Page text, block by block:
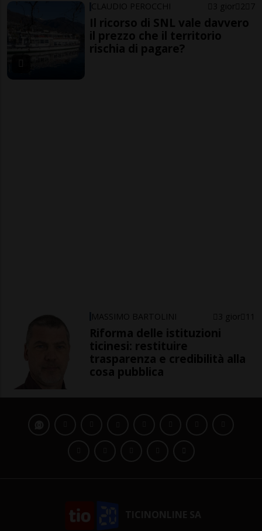
CLAUDIO PEROCCHI 3 gior 2 7
Il ricorso di SNL vale davvero
il prezzo che il territorio
rischia di pagare?
MASSIMO BARTOLINI 3 gior 11
Riforma delle istituzioni
ticinesi: restituire
trasparenza e credibilità alla
cosa pubblica